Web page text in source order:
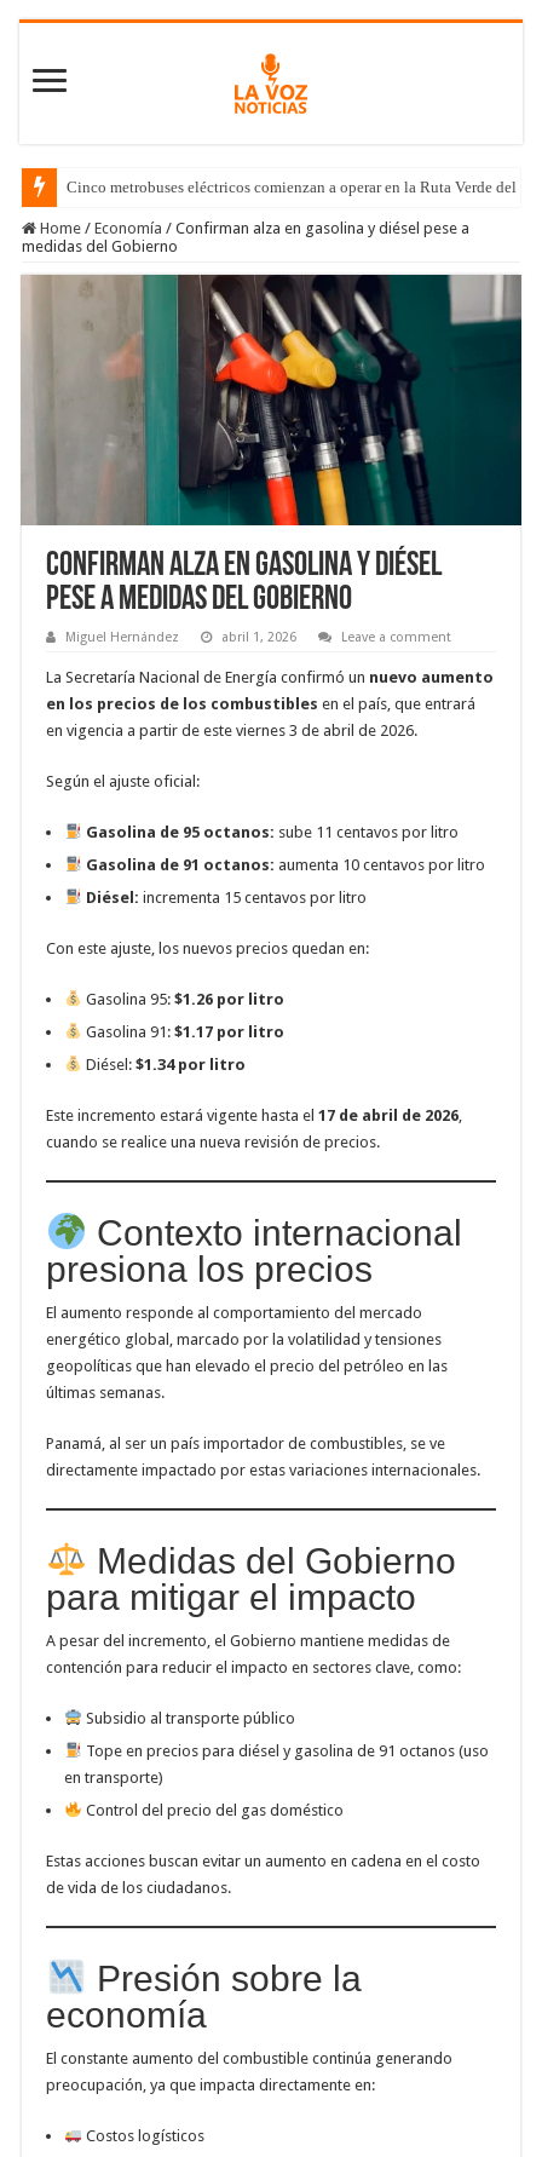
Cinco metrobuses eléctricos comienzan a operar en la Ruta Verde del
Home / Economía / Confirman alza en gasolina y diésel pese a
medidas del Gobierno
Confirman alza en gasolina y diésel
pese a medidas del Gobierno
Miguel Hernández abril 1, 2026 Leave a comment
La Secretaría Nacional de Energía confirmó un nuevo aumento
en los precios de los combustibles en el país, que entrará
en vigencia a partir de este viernes 3 de abril de 2026.
Según el ajuste oficial:
Gasolina de 95 octanos: sube 11 centavos por litro
Gasolina de 91 octanos: aumenta 10 centavos por litro
Diésel: incrementa 15 centavos por litro
Con este ajuste, los nuevos precios quedan en:
Gasolina 95: $1.26 por litro
Gasolina 91: $1.17 por litro
Diésel: $1.34 por litro
Este incremento estará vigente hasta el17 de abril de 2026
cuando se realice una nueva revisión de precios.
Contexto internacional
presiona los precios
El aumento responde al comportamiento del mercado
energético global, marcado por la volatilidad y tensiones
geopolíticas que han elevado el precio del petróleo en las
últimas semanas.
Panamá, al ser un país importador de combustibles, se ve
directamente impactado por estas variaciones internacionales.
Medidas del Gobierno
para mitigar el impacto
A pesar del incremento, el Gobierno mantiene medidas de
contención para reducir el impacto en sectores clave, como:
Subsidio al transporte público
Tope en precios para diésel y gasolina de 91 octanos (uso
en transporte)
Control del precio del gas doméstico
Estas acciones buscan evitar un aumento en cadena en el costo
de vida de los ciudadanos.
Presión sobre la
economía
El constante aumento del combustible continúa generando
preocupación, ya que impacta directamente en:
Costos logísticos